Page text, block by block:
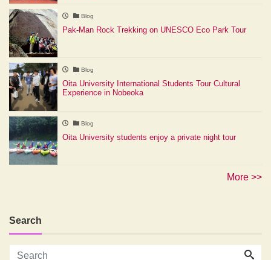
Blog
Pak-Man Rock Trekking on UNESCO Eco Park Tour
Blog
Oita University International Students Tour Cultural
Experience in Nobeoka
Blog
Oita University students enjoy a private night tour
More >>
Search